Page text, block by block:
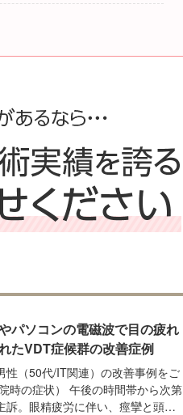
パソコンの電磁波で目の疲れ
たVDT症候群の改善症例
性（50代/IT関連）の改善事例をご
時の症状） 午後の時間帯から次第
訴。眼精疲労に伴い、痙攣と頭…